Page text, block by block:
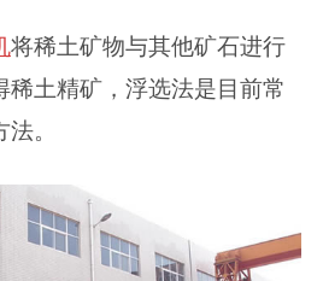
将稀土矿物与其他矿石进行
稀土精矿，浮选法是目前常
。